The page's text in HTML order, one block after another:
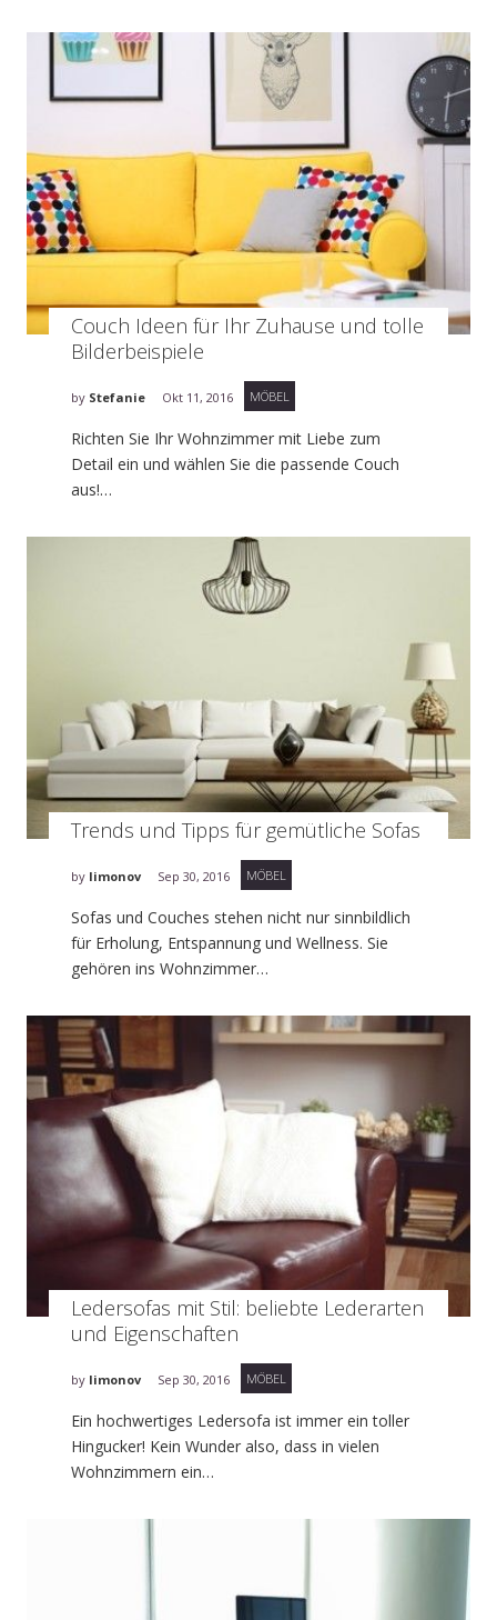
Couch Ideen für Ihr Zuhause und tolle
Bilderbeispiele
by Stefanie Okt 11, 2016 MÖBEL
Richten Sie Ihr Wohnzimmer mit Liebe zum
Detail ein und wählen Sie die passende Couch
aus!…
Trends und Tipps für gemütliche Sofas
by limonov Sep 30, 2016 MÖBEL
Sofas und Couches stehen nicht nur sinnbildlich
für Erholung, Entspannung und Wellness. Sie
gehören ins Wohnzimmer…
Ledersofas mit Stil: beliebte Lederarten
und Eigenschaften
by limonov Sep 30, 2016 MÖBEL
Ein hochwertiges Ledersofa ist immer ein toller
Hingucker! Kein Wunder also, dass in vielen
Wohnzimmern ein…